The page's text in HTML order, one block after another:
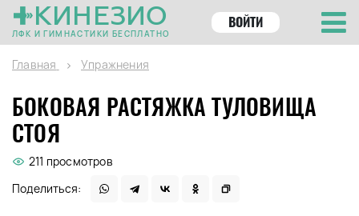
КИНЕЗИО
ЛФК И ГИМНАСТИКИ БЕСПЛАТНО
ВОЙТИ
Главная Упражнения
БОКОВАЯ РАСТЯЖКА ТУЛОВИЩА
СТОЯ
211 просмотров
Поделиться: